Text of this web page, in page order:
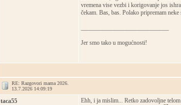
vremena vise vezbi i korigovanje jos
čekam. Bas, bas. Polako pripremam
Jer smo tako u mogućnosti!
RE: Razgovori mama 2026.
13.7.2026 14:09:19
taca55
Ehh, i ja mislim... Retko zadovoljne